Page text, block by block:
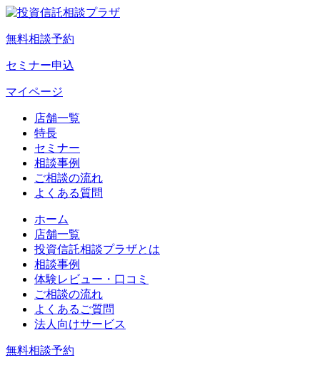
無料相談予約
セミナー申込
マイページ
店舗一覧
特長
セミナー
相談事例
ご相談の流れ
よくある質問
ホーム
店舗一覧
投資信託相談プラザとは
相談事例
体験レビュー・口コミ
ご相談の流れ
よくあるご質問
法人向けサービス
無料相談予約